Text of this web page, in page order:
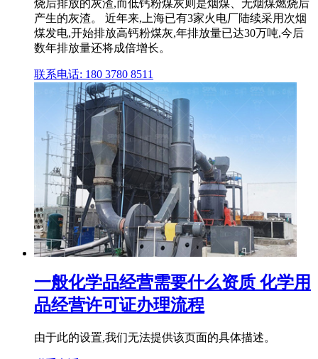
烧后排放的灰渣,而低钙粉煤灰则是烟煤、无烟煤燃烧后
产生的灰渣。 近年来,上海已有3家火电厂陆续采用次烟
煤发电,开始排放高钙粉煤灰,年排放量已达30万吨,今后
数年排放量还将成倍增长。
联系电话: 180 3780 8511
一般化学品经营需要什么资质 化学用
品经营许可证办理流程
由于此的设置,我们无法提供该页面的具体描述。